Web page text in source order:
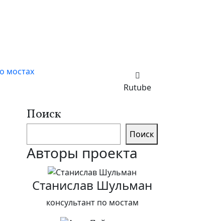
мостах
Rutube
Поиск
Поиск
Авторы проекта
Станислав Шульман
консультант по мостам